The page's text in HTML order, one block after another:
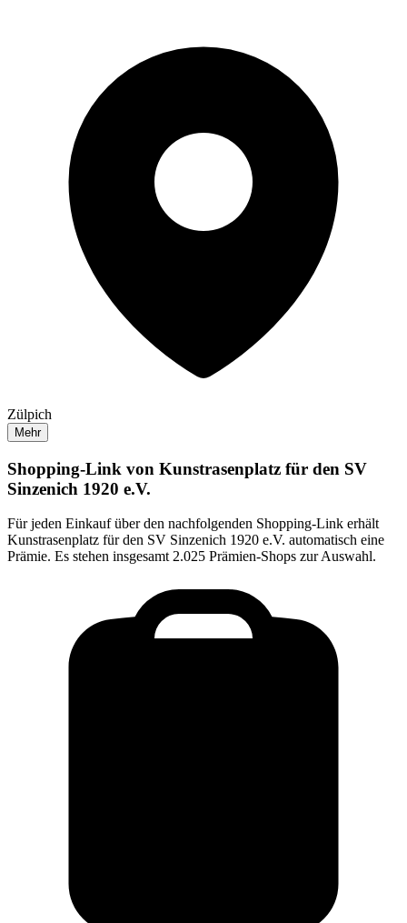
Zülpich
Mehr
Shopping-Link von Kunstrasenplatz für den SV
Sinzenich 1920 e.V.
Für jeden Einkauf über den nachfolgenden Shopping-Link erhält
Kunstrasenplatz für den SV Sinzenich 1920 e.V. automatisch eine
Prämie. Es stehen insgesamt 2.025 Prämien-Shops zur Auswahl.